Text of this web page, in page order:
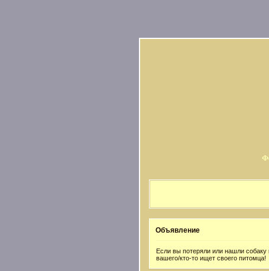
Объявление
Если вы потеряли или нашли
вашего/кто-то ищет своего питомца!